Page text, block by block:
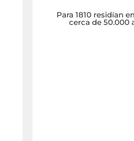
Para 1810 residían
cerca de 50.000